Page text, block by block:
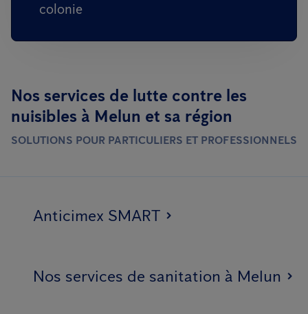
colonie
Nos services de lutte contre les
nuisibles à Melun et sa région
SOLUTIONS POUR PARTICULIERS ET PROFESSIONNELS
Anticimex SMART
Nos services de sanitation à Melun